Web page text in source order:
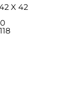
X 42